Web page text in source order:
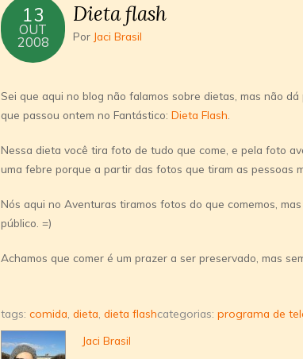
13
OUT
2008
Dieta flash
Por Jaci Brasil
Sei que aqui no blog não falamos sobre dietas, mas não
que passou ontem no Fantástico: Dieta Flash
Nessa dieta você tira foto de tudo que come, e pela foto
uma febre porque a partir das fotos que tiram as pessoas
Nós aqui no Aventuras tiramos fotos do que comemos,
público. =)
Achamos que comer é um prazer a ser preservado, mas
tags: comida dieta dieta flashcategorias: programa de
Jaci Brasil